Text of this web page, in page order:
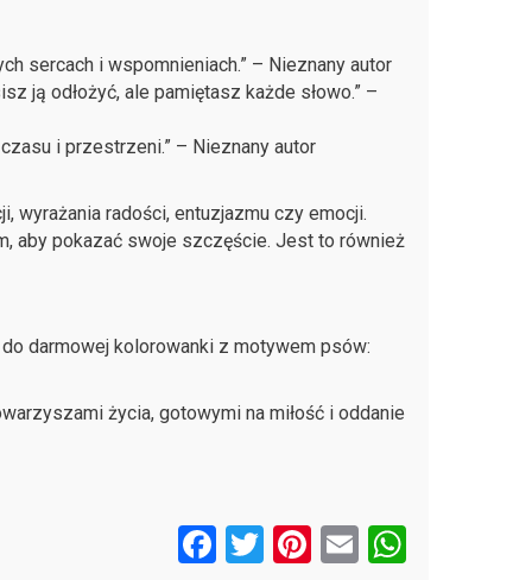
sercach i wspomnieniach.” – Nieznany autor
ją odłożyć, ale pamiętasz każde słowo.” –
i przestrzeni.” – Nieznany autor
wyrażania radości, entuzjazmu czy emocji.
aby pokazać swoje szczęście. Jest to również
darmowej kolorowanki z motywem psów:
życia, gotowymi na miłość i oddanie
F T Pi E